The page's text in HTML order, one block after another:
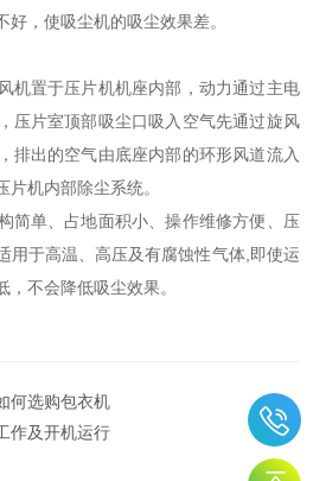
，使吸尘机的吸尘效果差。
置于压片机机座内部，动力通过主电
压片室顶部吸尘口吸入空气先通过旋风
排出的空气由底座内部的环形风道流入
机内部除尘系统。
单、占地面积小、操作维修方便、压
用于高温、高压及有腐蚀性气体,即使运
不会降低吸尘效果。
何选购包衣机
作及开机运行